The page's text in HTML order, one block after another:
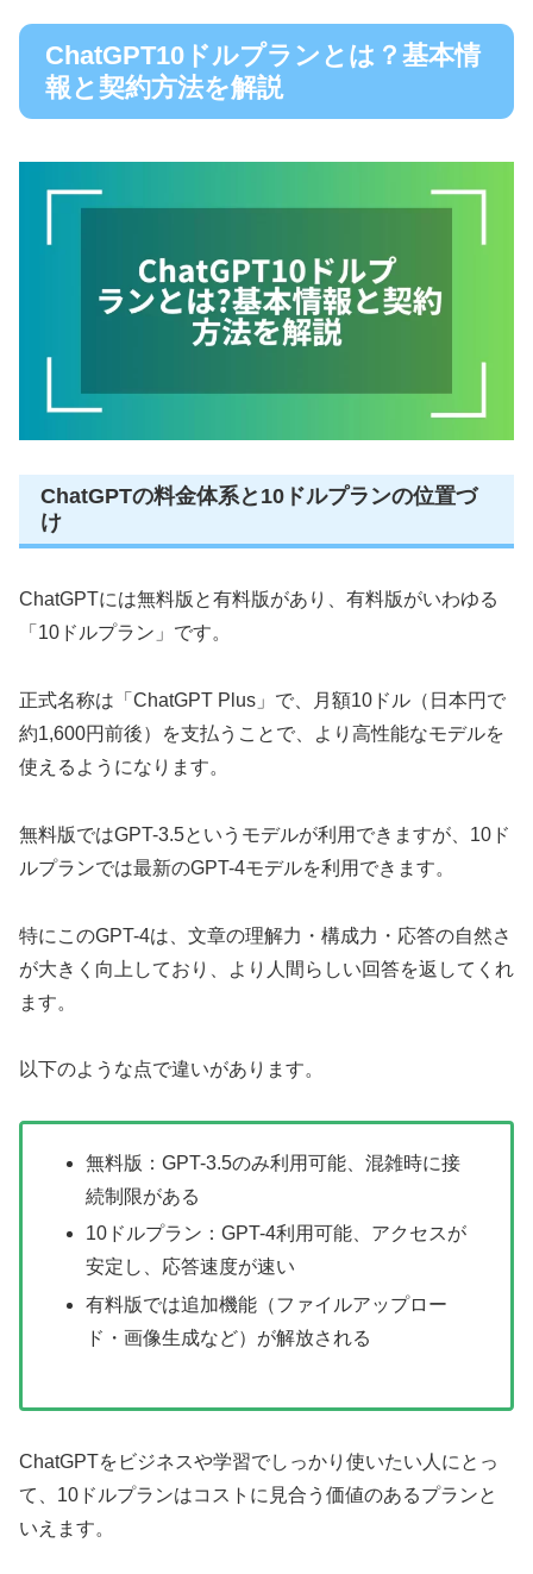
ChatGPT10ドルプランとは？基本情
報と契約方法を解説
ChatGPTの料金体系と10ドルプランの位置づ
け
ChatGPTには無料版と有料版があり、有料版がいわゆる
「10ドルプラン」です。
正式名称は「ChatGPT Plus」で、月額10ドル（日本円で
約1,600円前後）を支払うことで、より高性能なモデルを
使えるようになります。
無料版ではGPT-3.5というモデルが利用できますが、10ド
ルプランでは最新のGPT-4モデルを利用できます。
特にこのGPT-4は、文章の理解力・構成力・応答の自然さ
が大きく向上しており、より人間らしい回答を返してくれ
ます。
以下のような点で違いがあります。
無料版：GPT-3.5のみ利用可能、混雑時に接
続制限がある
10ドルプラン：GPT-4利用可能、アクセスが
安定し、応答速度が速い
有料版では追加機能（ファイルアップロー
ド・画像生成など）が解放される
ChatGPTをビジネスや学習でしっかり使いたい人にとっ
て、10ドルプランはコストに見合う価値のあるプランと
いえます。